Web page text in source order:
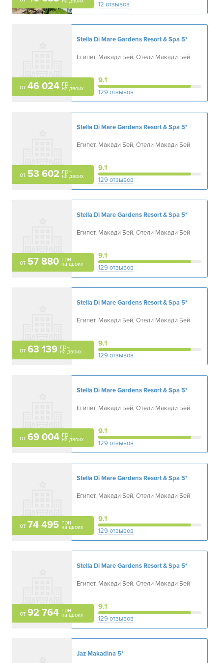
12 отзывов
от 46 024 грн
на двоих
Stella Di Mare Gardens Resort & Spa5*
Египет, Макади Бей, Отели Макади Бей
9.1
129 отзывов
от 53 602 грн
на двоих
Stella Di Mare Gardens Resort & Spa5*
Египет, Макади Бей, Отели Макади Бей
9.1
129 отзывов
от 57 880 грн
на двоих
Stella Di Mare Gardens Resort & Spa5*
Египет, Макади Бей, Отели Макади Бей
9.1
129 отзывов
от 63 139 грн
на двоих
Stella Di Mare Gardens Resort & Spa5*
Египет, Макади Бей, Отели Макади Бей
9.1
129 отзывов
от 69 004 грн
на двоих
Stella Di Mare Gardens Resort & Spa5*
Египет, Макади Бей, Отели Макади Бей
9.1
129 отзывов
от 74 495 грн
на двоих
Stella Di Mare Gardens Resort & Spa5*
Египет, Макади Бей, Отели Макади Бей
9.1
129 отзывов
от 92 764 грн
на двоих
Stella Di Mare Gardens Resort & Spa5*
Египет, Макади Бей, Отели Макади Бей
9.1
129 отзывов
Jaz Makadina5*